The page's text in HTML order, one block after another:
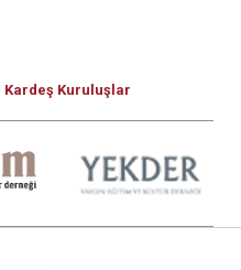
Kardeş Kuruluşlar